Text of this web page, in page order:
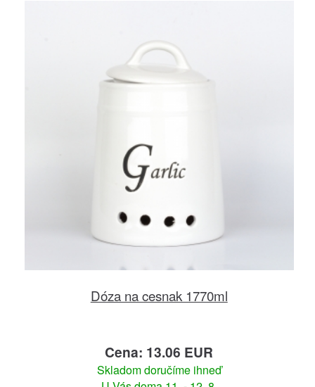
Dóza na cesnak 1770ml
Cena: 13.06 EUR
Skladom doručíme ihneď